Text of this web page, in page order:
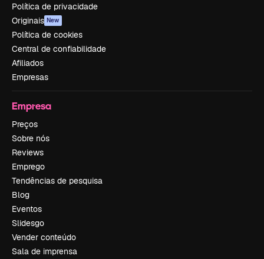
Política de privacidade
Originais New
Política de cookies
Central de confiabilidade
Afiliados
Empresas
Empresa
Preços
Sobre nós
Reviews
Emprego
Tendências de pesquisa
Blog
Eventos
Slidesgo
Vender conteúdo
Sala de imprensa